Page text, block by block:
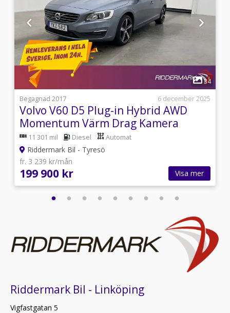
Utrustning/Tillbehör:
R-Design,Parkeringsvärmare,Dragkrok,Harman/Kardon
ljudsystem,Skinn/alcantaraklädsel,Parkeringssensorer
fram/bak,Rattvärme,Multifunktionsratt,Farthållare,ACC/
fram/bak,Isofix,Bluetooth,Svensksåld,A/C,AC,AC och
klimatanläggning,Elhissar fram och bak,Övrig
standardutrustning,Parkeringssensorer
bak,Aircondition,Motorvärmare,Parkeringssensor
bak,Delskinn
34
Begagnad 2017
6 december 2025
Volvo V60 D5 Plug-in Hybrid AWD
Momentum Värm Drag Kamera
11 301 mil Diesel Automat
Riddermark Bil - Tyresö
fr. 3 239 kr/mån
199 900 kr Visa mer
Riddermark Bil - Linköping
Vigfastgatan 5